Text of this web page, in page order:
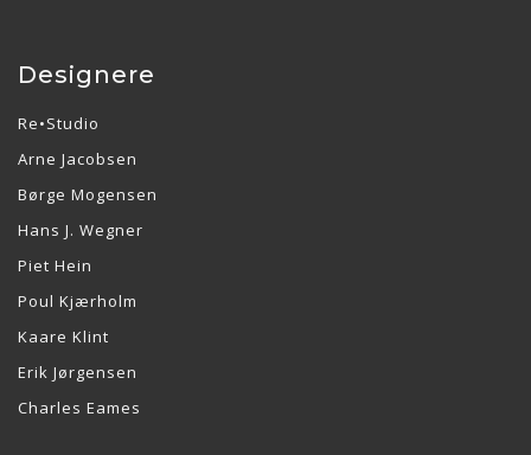
Designere
Re•Studio
Arne Jacobsen
Børge Mogensen
Hans J. Wegner
Piet Hein
Poul Kjærholm
Kaare Klint
Erik Jørgensen
Charles Eames